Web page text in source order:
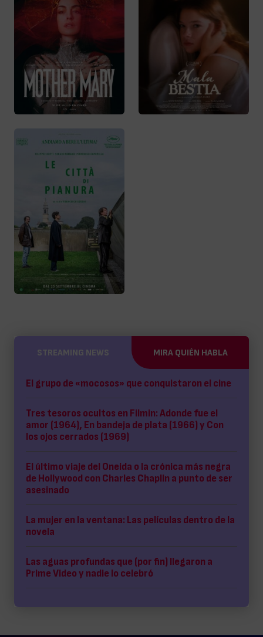
STREAMING NEWS MIRA QUIÉN HABLA
El grupo de «mocosos» que conquistaron el cine
Tres tesoros ocultos en Filmin: Adonde fue el
amor (1964), En bandeja de plata (1966) y Con
los ojos cerrados (1969)
El último viaje del Oneida o la crónica más negra
de Hollywood con Charles Chaplin a punto de ser
asesinado
La mujer en la ventana: Las películas dentro de la
novela
Las aguas profundas que (por fin) llegaron a
Prime Video y nadie lo celebró